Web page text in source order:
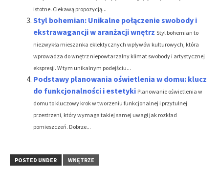
istotne. Ciekawą propozycją...
Styl bohemian: Unikalne połączenie swobody i
ekstrawagancji w aranżacji wnętrz Styl bohemian to
niezwykła mieszanka eklektycznych wpływów kulturowych, która
wprowadza do wnętrz niepowtarzalny klimat swobody i artystycznej
ekspresji. W tym unikalnym podejściu...
Podstawy planowania oświetlenia w domu: klucz
do funkcjonalności i estetyki Planowanie oświetlenia w
domu to kluczowy krok w tworzeniu funkcjonalnej i przytulnej
przestrzeni, który wymaga takiej samej uwagi jak rozkład
pomieszczeń. Dobrze...
POSTED UNDER WNĘTRZE